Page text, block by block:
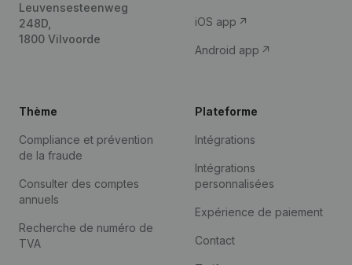
Leuvensesteenweg
248D,
1800 Vilvoorde
iOS app
Android app
Thème
Compliance et prévention
de la fraude
Consulter des comptes
annuels
Recherche de numéro de
TVA
Plateforme
Intégrations
Intégrations
personnalisées
Expérience de paiement
Contact